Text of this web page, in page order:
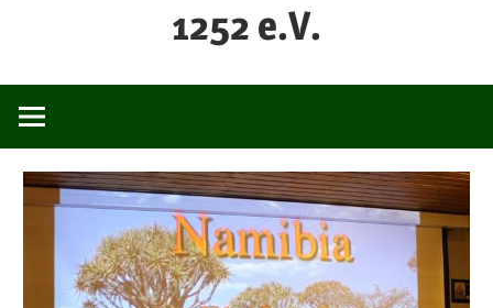
1252 e.V.